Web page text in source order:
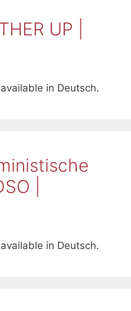
UP |
in Deutsch.
|
in Deutsch.